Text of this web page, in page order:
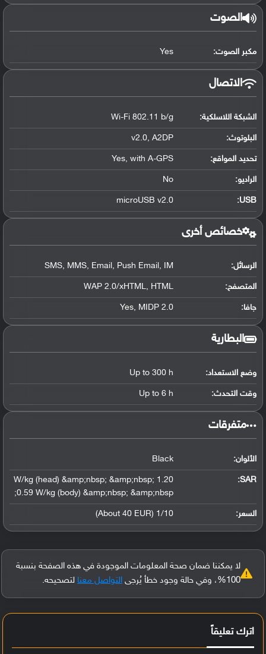
الصوت
مكبر الصوت: Yes
الاتصال
الشبكة اللاسلكية: Wi-Fi 802.11 b/g
البلوتوث:
v2.0, A2DP
تحديد المواقع:
Yes, with A-GPS
الراديو: No
USB
:
microUSB v2.0
خصائص أخرى
الرسائل: SMS, MMS, Email, Push Email, IM
المتصفح: WAP 2.0/xHTML, HTML
جافا: Yes, MIDP 2.0
البطارية
وضع الاستعداد: Up to 300 h
وقت التحدث: Up to 6 h
‏متفرقات‏
الألوان: Black
SAR
:
1.20 W/kg (head) &amp;nbsp; &amp;nbsp;
0.59 W/kg (body) &amp;nbsp; &amp;nbsp;
السعر: 1/10 (About 40 EUR)
لا يمكننا ضمان صحة المعلومات الموجودة في هذه الصفحة بنسبة
100%، وفي حالة وجود خطأ يُرجى
التواصل معنا لتصحيحه.
اترك تعليقاً